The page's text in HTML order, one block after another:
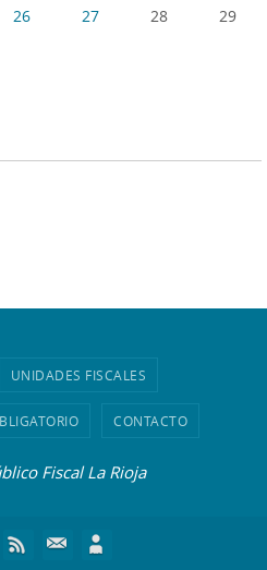
26 27 28
29
UNIDADES FISCALES
CONTACTO
Fiscal La Rioja